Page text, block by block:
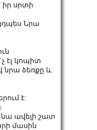
իր սրտի
Նրա
էլ կոպիտ
նրա ձեռքը և
է:
նա ավելի շատ
մասին